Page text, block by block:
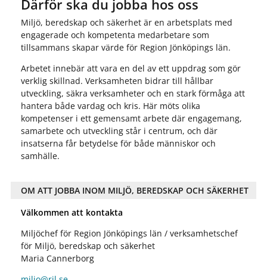
Därför ska du jobba hos oss
Miljö, beredskap och säkerhet är en arbetsplats med
engagerade och kompetenta medarbetare som
tillsammans skapar värde för Region Jönköpings län.
Arbetet innebär att vara en del av ett uppdrag som gör
verklig skillnad. Verksamheten bidrar till hållbar
utveckling, säkra verksamheter och en stark förmåga att
hantera både vardag och kris. Här möts olika
kompetenser i ett gemensamt arbete där engagemang,
samarbete och utveckling står i centrum, och där
insatserna får betydelse för både människor och
samhälle.
OM ATT JOBBA INOM MILJÖ, BEREDSKAP OCH SÄKERHET
Välkommen att kontakta
Miljöchef för Region Jönköpings län / verksamhetschef
för Miljö, beredskap och säkerhet
Maria Cannerborg